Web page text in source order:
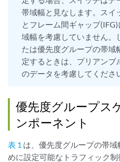
帯域幅と見なします。スイ
とフレーム間ギャップ
域幅を考慮していません。
たは優先度グループの帯域
定するときは、プリアンブ
のデータを考慮してくださ
優先度グループス
ンポーネント
表 1 は、優先度グループの帯
めに設定可能なトラフィック